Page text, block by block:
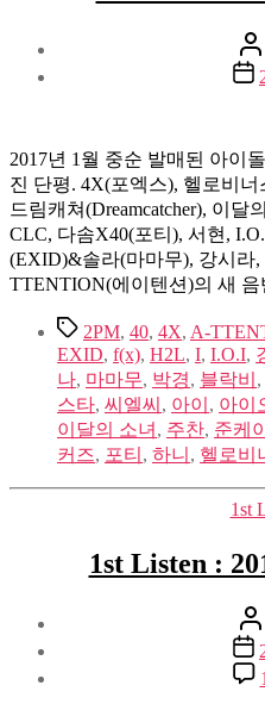
Post
date
2017년 1월 중순 발매된 아이
진 단평. 4X(포엑스), 헬로비
드림캐쳐(Dreamcatcher), 이
CLC, 다솜X40(포티), 서현,
(EXID)&솔라(마마무), 강시라
TTENTION(에이텐션)의 새 음
Tags2PM, 40, 4X, A-
EXID, f(x), H2L, I, I.O.I,
나, 마마무, 박경, 블락비 ,
스타, 씨엘씨 , 아이 , 아이
이달의 소녀 , 주찬, 준케이
커즈, 포티 , 하니 , 헬로비
1st
1st Listen :
Post
date